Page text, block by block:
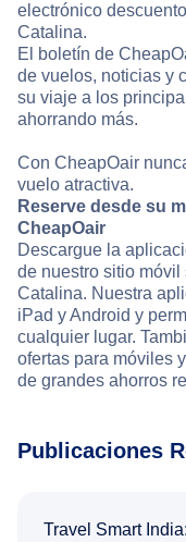
electrónico
Catalina.
El boletín de
de vuelos, noticias y
su viaje a los
ahorrando más.
Con CheapOair
vuelo atractiva.
Reserve desde su
CheapOair
Descargue la
de nuestro sitio
Catalina. Nuestra
iPad y Android y
cualquier lugar.
ofertas para móviles
de grandes ahorros
Publicaciones
Travel Smart